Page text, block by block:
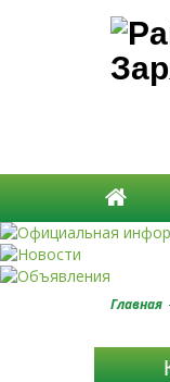
Главная